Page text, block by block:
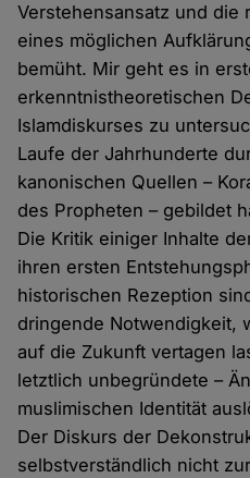
Verstehensansatz und die
eines möglichen
bemüht. Mir geht es in
erkenntnistheoretischen
Islamdiskurses zu
Laufe der Jahrhunderte
kanonischen Quellen –
des Propheten – gebildet
Die Kritik einiger Inhalte
ihren ersten
historischen Rezeption
dringende Notwendigkeit,
auf die Zukunft vertagen
letztlich unbegründete –
muslimischen Identität
Der Diskurs der
selbstverständlich nicht